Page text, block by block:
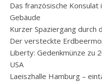
Das französische
Gebäude
Kurzer Spaziergang durch
Der versteckte
Liberty: Gedenkmünze zu
USA
Laeiszhalle Hamburg –